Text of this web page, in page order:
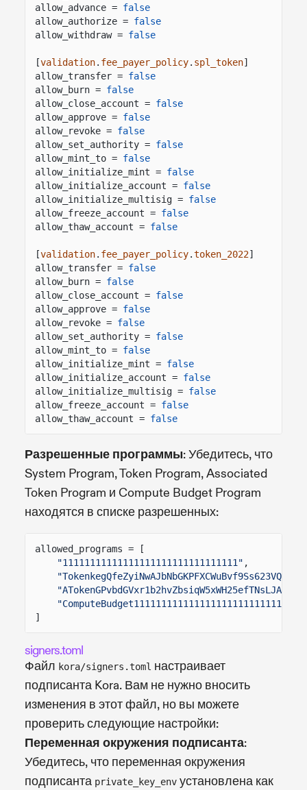
allow_advance = false
allow_authorize = false
allow_withdraw = false
[validation. fee_payer_policy. spl_token]
allow_transfer = false
allow_burn = false
allow_close_account = false
allow_approve = false
allow_revoke = false
allow_set_authority = false
allow_mint_to = false
allow_initialize_mint = false
allow_initialize_account = false
allow_initialize_multisig = false
allow_freeze_account = false
allow_thaw_account = false
[validation. fee_payer_policy.token_2022]
allow_transfer = false
allow_burn = false
allow_close_account = false
allow_approve = false
allow_revoke = false
allow_set_authority = false
allow_mint_to = false
allow_initialize_mint = false
allow_initialize_account = false
allow_initialize_multisig = false
allow_freeze_account = false
allow_thaw_account = false
Разрешенные программы: Убедитесь, что
System Program, Token Program, Associated
Token Program и Compute Budget Program
находятся в списке разрешенных:
allowed_programs = [
"11111111111111111111111111111111" ,
"TokenkegQfeZyiNwAJbNbGKPFXCWuBvf9Ss623VQ5DA"
"ComputeBudget111111111111111111111111111111"
]
signers.toml
Файл kora/signers.toml настраивает
подписанта Kora. Вам не нужно вносить
изменения в этот файл, но вы можете
проверить следующие настройки:
Переменная окружения подписанта:
Убедитесь, что переменная окружения
подписанта private_key_env установлена как